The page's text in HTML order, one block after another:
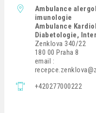
Ambulance
imunologie
Ambulance
Diabetologie,
Zenklova 340/22
180 00 Praha 8
email :
+420277000222